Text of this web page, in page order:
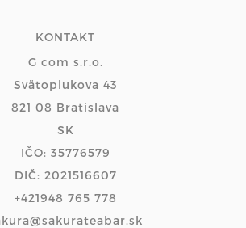
KONTAKT
G com s.r.o.
Svätoplukova 43
821 08 Bratislava
SK
IČO: 35776579
DIČ: 2021516607
+421948 765 778